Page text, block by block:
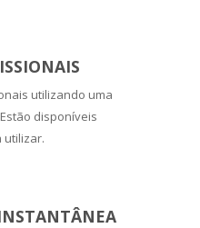
utilizando uma
disponíveis
utilizar.